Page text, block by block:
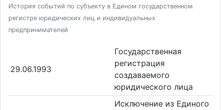
История событий по субъекту в Едином государственном
регистре юридических лиц и индивидуальных
предпринимателей
29.06.1993
Государственная
регистрация
создаваемого
юридического лица
Исключение из Единого